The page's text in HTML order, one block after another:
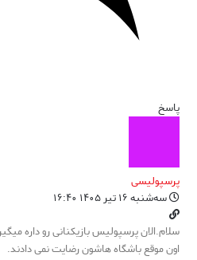
پاسخ
پرسپولیسی
سه‌شنبه ۱۶ تیر ۱۴۰۵ ۱۶:۴۰
سلام.الان پرسپولیس بازیکنانی رو داره
اون موقع باشگاه هاشون رضایت نمی دادند.